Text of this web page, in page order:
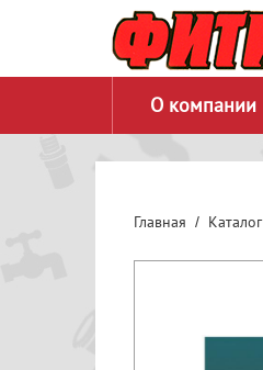
О компании
Главная Каталог